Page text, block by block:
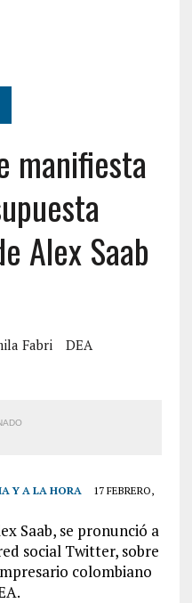
manifiesta
Alex Saab
Fabri DEA
Y A LA HORA
17 FEBRERO,
Saab, se pronunció a
social Twitter, sobre
colombiano